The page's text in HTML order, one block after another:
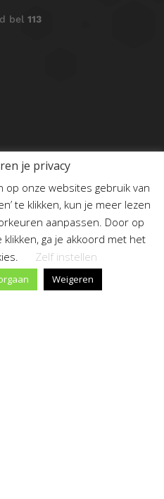
bel 113
je privacy
op onze websites gebruik van
te klikken, kun je meer lezen
aanpassen. Door op
klikken, ga je akkoord met het
Zelf instellen
Weigeren